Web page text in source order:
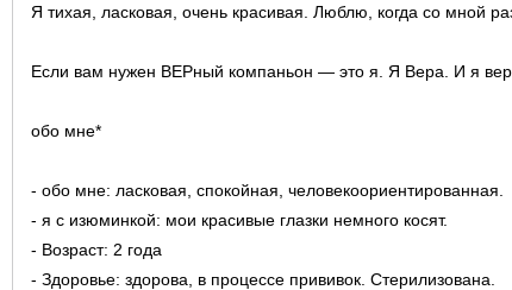
Я тихая, ласковая, очень красивая. Люблю, когда со мной
Если вам нужен ВЕРный компаньон — это я. Я Вера. И я
обо мне*
- обо мне: ласковая, спокойная, человекоориентированная.
- я с изюминкой: мои красивые глазки немного косят.
- Возраст: 2 года
- Здоровье: здорова, в процессе прививок. Стерилизована.